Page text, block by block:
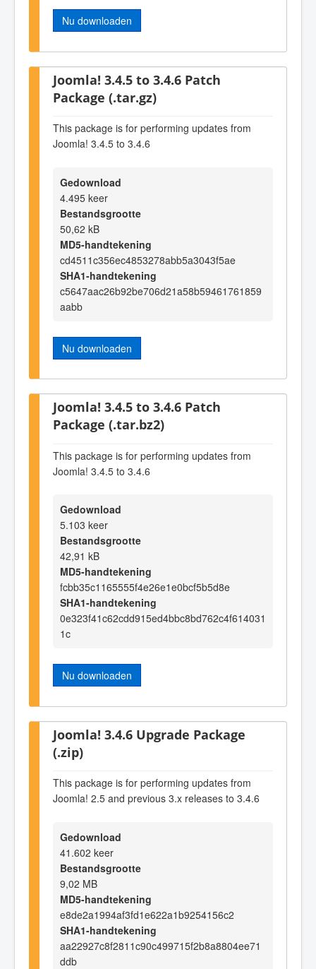
Nu downloaden
Joomla! 3.4.5 to 3.4.6 Patch
Package (.tar.gz)
This package is for performing updates from
Joomla! 3.4.5 to 3.4.6
Gedownload
4.495 keer
Bestandsgrootte
50,62 kB
MD5-handtekening
cd4511c356ec4853278abb5a3043f5ae
SHA1-handtekening
c5647aac26b92be706d21a58b59461761859
aabb
Nu downloaden
Joomla! 3.4.5 to 3.4.6 Patch
Package (.tar.bz2)
This package is for performing updates from
Joomla! 3.4.5 to 3.4.6
Gedownload
5.103 keer
Bestandsgrootte
42,91 kB
MD5-handtekening
fcbb35c1165555f4e26e1e0bcf5b5d8e
SHA1-handtekening
0e323f41c62cdd915ed4bbc8bd762c4f614031
1c
Nu downloaden
Joomla! 3.4.6 Upgrade Package
(.zip)
This package is for performing updates from
Joomla! 2.5 and previous 3.x releases to 3.4.6
Gedownload
41.602 keer
Bestandsgrootte
9,02 MB
MD5-handtekening
e8de2a1994af3fd1e622a1b9254156c2
SHA1-handtekening
aa22927c8f2811c90c499715f2b8a8804ee71
ddb